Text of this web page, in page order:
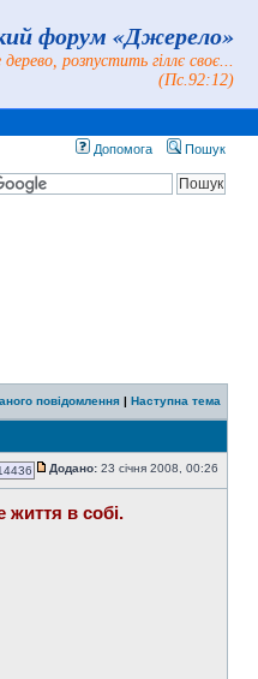
форум «Джерело»
розпустить гіллє своє...
(Пс.92:12)
Допомога Пошук
повідомлення | Наступна тема
Додано: 23 січня 2008, 00:26
життя в собі.